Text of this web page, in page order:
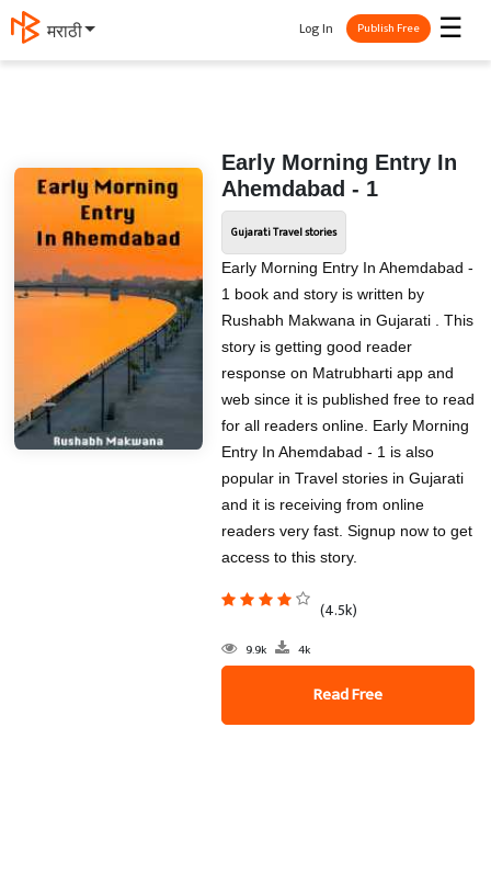
मराठी ☰
Log In Publish Free
Early Morning Entry In
Ahemdabad - 1
Gujarati Travel stories
Early Morning Entry In Ahemdabad -
1 book and story is written by
Rushabh Makwana in Gujarati . This
story is getting good reader
response on Matrubharti app and
web since it is published free to read
for all readers online. Early Morning
Entry In Ahemdabad - 1 is also
popular in Travel stories in Gujarati
and it is receiving from online
readers very fast. Signup now to get
access to this story.
(4.5k)
9.9k 4k
Read Free